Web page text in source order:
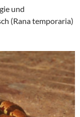
und
(Rana temporaria)